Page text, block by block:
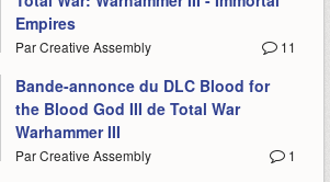
Empires
11
Par Creative Assembly
Bande-annonce du DLC Blood for
the Blood God III de Total War
Warhammer III
1
Par Creative Assembly